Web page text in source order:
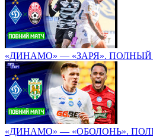
«ДИНАМО» — «ЗАРЯ». ПОЛНЫЙ
«ДИНАМО» — «ОБОЛОНЬ».